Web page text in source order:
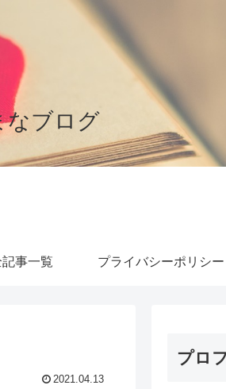
なブログ
記事一覧 プライバシーポリシー
2021.04.13
プロ